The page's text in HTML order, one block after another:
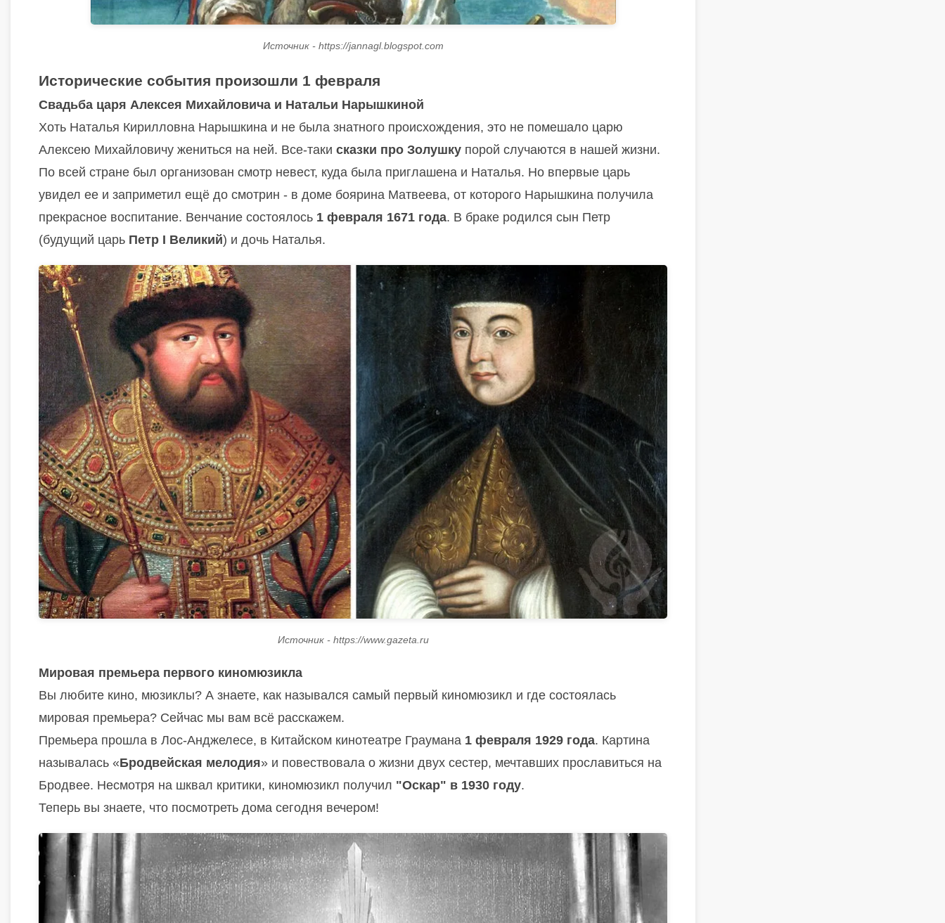
Источник - https://jannagl.blogspot.com
Исторические события произошли 1 февраля
Свадьба царя Алексея Михайловича и Натальи Нарышкиной
Хоть Наталья Кирилловна Нарышкина и не была знатного происхождения, это не помешало царю
Алексею Михайловичу жениться на ней. Все-таки сказки про Золушку порой случаются в нашей жизни.
По всей стране был организован смотр невест, куда была приглашена и Наталья. Но впервые царь
увидел ее и заприметил ещё до смотрин - в доме боярина Матвеева, от которого Нарышкина получила
прекрасное воспитание. Венчание состоялось 1 февраля 1671 года. В браке родился сын Петр
(будущий царь Петр I Великий) и дочь Наталья.
Источник - https://www.gazeta.ru
Мировая премьера первого киномюзикла
Вы любите кино, мюзиклы? А знаете, как назывался самый первый киномюзикл и где состоялась
мировая премьера? Сейчас мы вам всё расскажем.
Премьера прошла в Лос-Анджелесе, в Китайском кинотеатре Граумана 1 февраля 1929 года. Картина
называлась «Бродвейская мелодия» и повествовала о жизни двух сестер, мечтавших прославиться на
Бродвее. Несмотря на шквал критики, киномюзикл получил "Оскар" в 1930 году.
Теперь вы знаете, что посмотреть дома сегодня вечером!